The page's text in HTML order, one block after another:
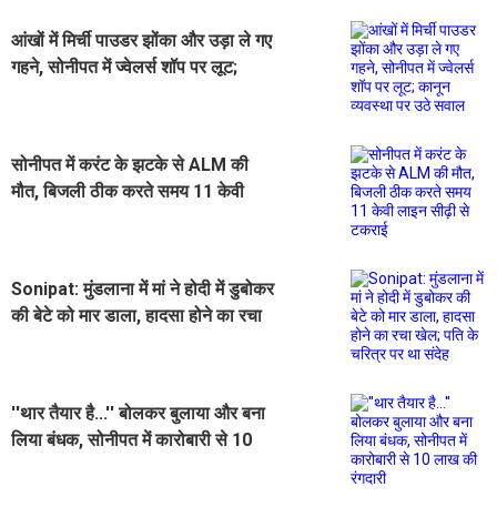
आंखों में मिर्ची पाउडर झोंका और उड़ा ले गए
गहने, सोनीपत में ज्वेलर्स शॉप पर लूट;
सोनीपत में करंट के झटके से ALM की
मौत, बिजली ठीक करते समय 11 केवी
Sonipat: मुंडलाना में मां ने होदी में डुबोकर
की बेटे को मार डाला, हादसा होने का रचा
''थार तैयार है...'' बोलकर बुलाया और बना
लिया बंधक, सोनीपत में कारोबारी से 10